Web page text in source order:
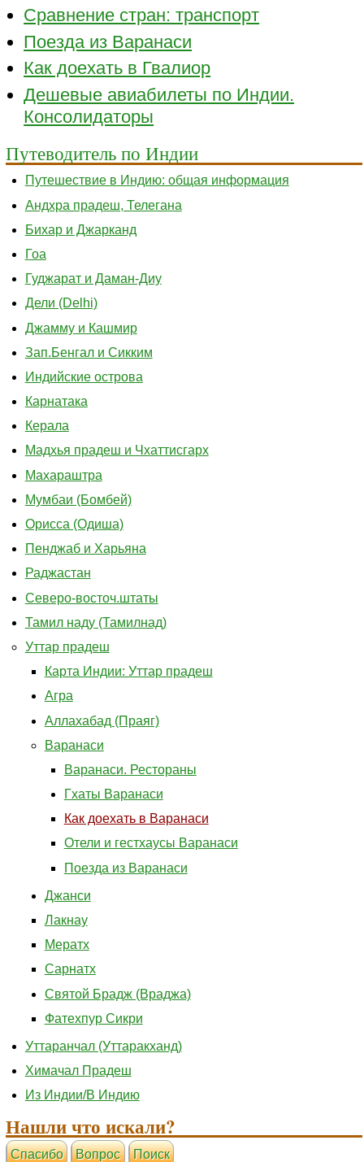
Сравнение стран: транспорт
Поезда из Варанаси
Как доехать в Гвалиор
Дешевые авиабилеты по Индии.
Консолидаторы
Путеводитель по Индии
Путешествие в Индию: общая информация
Андхра прадеш, Телегана
Бихар и Джарканд
Гоа
Гуджарат и Даман-Диу
Дели (Delhi)
Джамму и Кашмир
Зап.Бенгал и Сикким
Индийские острова
Карнатака
Керала
Мадхья прадеш и Чхаттисгарх
Махараштра
Мумбаи (Бомбей)
Орисса (Одиша)
Пенджаб и Харьяна
Раджастан
Северо-восточ.штаты
Тамил наду (Тамилнад)
Уттар прадеш
Карта Индии: Уттар прадеш
Агра
Аллахабад (Праяг)
Варанаси
Варанаси. Рестораны
Гхаты Варанаси
Как доехать в Варанаси
Отели и гестхаусы Варанаси
Поезда из Варанаси
Джанси
Лакнау
Мератх
Сарнатх
Святой Брадж (Враджа)
Фатехпур Сикри
Уттаранчал (Уттаракханд)
Химачал Прадеш
Из Индии/В Индию
Нашли что искали?
Cпасибо Вопрос Поиск